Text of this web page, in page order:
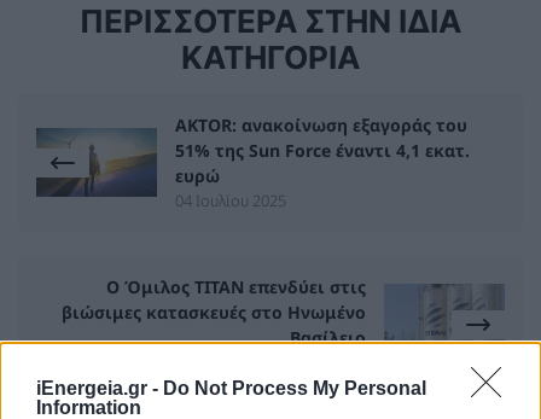
iEnergeia.gr - Do Not Process My Personal
Information
ΠΕΡΙΣΣΟΤΕΡΑ ΣΤΗΝ ΙΔΙΑ
ΚΑΤΗΓΟΡΙΑ
AKTOR: ανακοίνωση εξαγοράς του
51% της Sun Force έναντι 4,1 εκατ.
ευρώ
04 Ιουλίου 2025
O Όμιλος ΤΙΤΑΝ επενδύει στις
βιώσιμες κατασκευές στο Ηνωμένο
Βασίλειο